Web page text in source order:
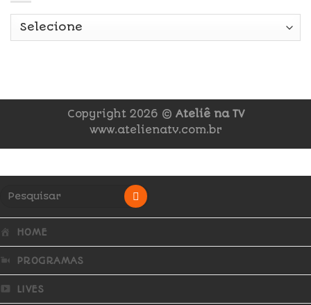
Copyright 2026 © Ateliê na TV
www.atelienatv.com.br
HOME
PROGRAMAS
LIVES